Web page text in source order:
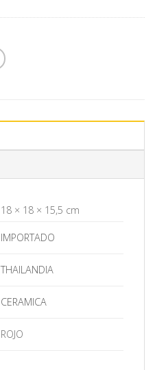
18 × 18 × 15,5 cm
IMPORTADO
THAILANDIA
CERAMICA
ROJO